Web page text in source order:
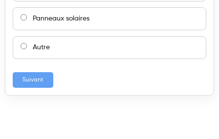
Panneaux solaires
Autre
Suivant